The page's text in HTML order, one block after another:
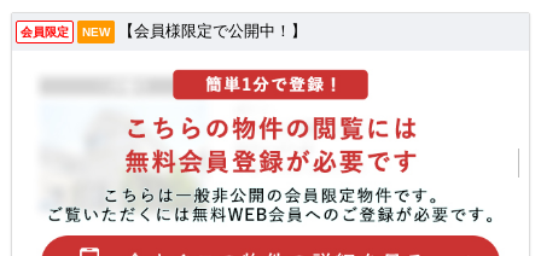
会員限定 NEW 【会員様限定で公開中！】